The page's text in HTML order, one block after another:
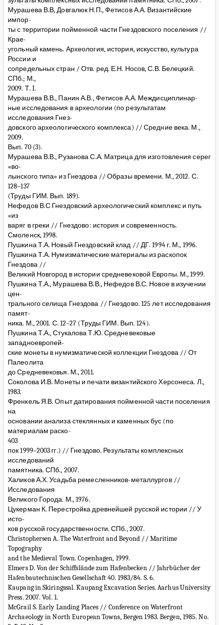
Мурашева В.В, Довгалюк Н.П., Фетисов А.А. Византийские
импор-
ты с территории пойменной части Гнездовского поселения //
Крае-
угольный камень. Археология, история, искусство, культура
России и
сопредельных стран / Отв. ред. Е.Н. Носов, С.В. Белецкий.
СПб.; М.,
2009. Т. I.
Мурашева В.В., Панин А.В., Фетисов А.А. Междисциплинар-
ные исследования в археологии (по результатам
исследования Гнез-
довского археологического комплекса) // Средние века. М.,
2009.
Вып. 70 (3).
Мурашева В.В., Рузанова С.А. Матрица для изготовления серег
«во-
лынского типа» из Гнездова // Образы времени. М., 2012. С.
128–137
(Труды ГИМ. Вып. 189).
Нефедов В.С Гнездовский археологический комплекс и путь
«из
варяг в греки // Гнездово: история и современность.
Смоленск, 1998.
Пушкина Т.А. Новый Гнездовский клад // ДГ. 1994 г. М., 1996.
Пушкина Т.А. Нумизматические материалы из раскопок
Гнездова //
Великий Новгород в истории средневековой Европы. М., 1999.
Пушкина Т.А., Мурашева В.В., Нефедов В.С. Новое в изучении
цен-
трального селища Гнездова // Гнездово. 125 лет исследования
памят-
ника. М., 2001. С. 12–27 (Труды ГИМ. Вып. 124).
Пушкина Т.А., Стукалова Т.Ю. Средневековые
западноевропей-
ские монеты в нумизматической коллекции Гнездова // От
Палеолита
до Средневековья. М., 2011.
Соколова И.В. Монеты и печати византийского Херсонеса. Л.,
1983.
Френкель Я.В. Опыт датирования пойменной части поселения
на
основании анализа стеклянных и каменных бус (по
материалам раско-
403
пок 1999–2003 гг.) // Гнездово. Результаты комплексных
исследований
памятника. СПб., 2007.
Халиков А.Х. Усадьба ремесленников-металлургов //
Исследования
Великого Города. М., 1976.
Цукерман К. Перестройка древнейшей русской истории // У
исто-
ков русской государственности. СПб., 2007.
Christophersen A. The Waterfront and Beyond // Maritime
Topography
and the Medieval Town. Copenhagen, 1999.
Elmers D. Von der Schiffslände zum Hafenbecken // Jahrbücher der
Hafenbautechnischen Gesellschaft 40. 1983/84. S. 6.
Kaupang in Skiringssal. Kaupang Excavation Series. Aarhus University
Press. 2007. Vol. 1.
McGrail S. Early Landing Places // Conference on Waterfront
Archaeology in North European Towns, Bergen 1983. Bergen, 1985. No.